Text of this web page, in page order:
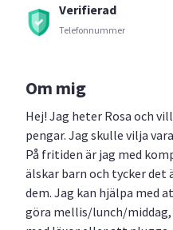
Verifierad
Telefonnummer
Om mig
Hej! Jag heter Rosa och
pengar. Jag skulle vilja
På fritiden är jag med
älskar barn och tycker det
dem. Jag kan hjälpa med
göra mellis/lunch/